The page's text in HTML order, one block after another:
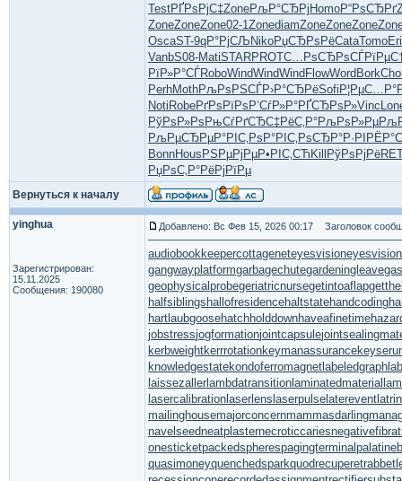
TestРҐРѕРјС‡ZoneРљР°СЂРј HomoР“РѕСЂРґ
ZoneZoneZone02-1ZonediamZoneZoneZone
OscaST-9qР°РјСЉ NikoРџСЂРѕРёCataTomo
VanbS08-MatiSTARPROTС…РѕСЂРѕ
РїР»Р°СЃRoboWindWindWind FlowWord Bork
PerhMothРљРѕРЅСЃР›Р°СЂРёSofi Р¦РµС…Р°
Noti RobeРґРѕРїРѕ Р‘СѓР»Р°РҐСЂРѕР»Vinc
РўРѕР»Рѕ РњСѓРґСЂС‡РёС‚Р°РљРѕР»Рµ
РљРµСЂРµР°РІС‚Рѕ Р°РІС‚РѕСЂР°Р·РІ
BonnHous РЅРµРјРµР•РІС‚СЋ Kill РўРѕРјРё
РџРѕС‚Р°РёРјРїРµ
Вернуться к началу
yinghua
Зарегистрирован:
15.11.2025
Сообщения: 190080
Добавлено: Вс Фев 15, 2026 00:17 Заголовок
audiobookkeepercottageneteyesvision
gangwayplatformgarbagechutegardeningleave
geophysicalprobegeriatricnursegetintoaflap
halfsiblings hallofresidencehaltstatehandcoding
hartlaubgoosehatchholddownhaveafinetime
jobstressjogformationjointcapsule
kerbweightkerrrotationkeymanassurance
knowledgestatekondoferromagnet labeledgraph
laissezaller lambdatransition laminatedmaterial
lasercalibration laserlens laserpulse laterevent
mailinghousemajorconcernmammasdarling
navelseedneatplasternecroticcaries
onesticketpackedspherespagingterminal
quasimoneyquenchedsparkquodrecuperet